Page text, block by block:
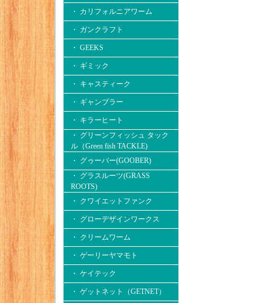
・ カリフォルニアワーム
・ ガンクラフト
・ GEEKS
・ ギミック
・ キャスティーク
・ ギャンブラー
・ キラーヒート
・ グリーンフィッシュ タック
ル（Green fish TACKLE)
・ グゥーバー(GOOBER)
・ グラスルーツ(GRASS
ROOTS)
・ クワイエットファンク
・ グローデザインワークス
・ クリームワーム
・ ゲーリーヤマモト
・ ケイテック
・ ゲットネット（GETNET）